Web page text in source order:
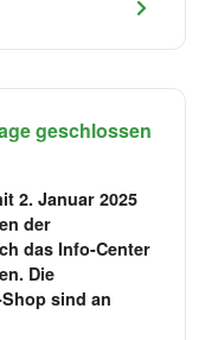
geschlossen
2. Januar 2025
der
das Info-Center
Die
sind an